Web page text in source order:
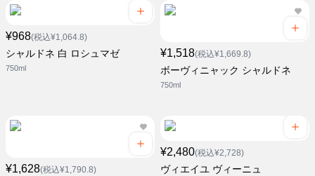
¥968(税込¥1,064.8)
シャルドネ 白 ロシュマゼ
750ml
¥1,518(税込¥1,669.8)
ボーヴィニャック シャルドネ
750ml
¥1,628(税込¥1,790.8)
¥2,480(税込¥2,728)
ヴィエイユ ヴィーニュ